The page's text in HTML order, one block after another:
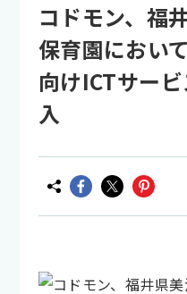
コドモン、福
保育園におい
向けICTサービ
入